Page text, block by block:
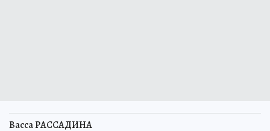
Васса РАССАДИНА